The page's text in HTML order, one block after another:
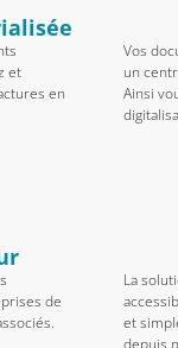
et
en
Vos
un
Ainsi
de
La
et
depuis